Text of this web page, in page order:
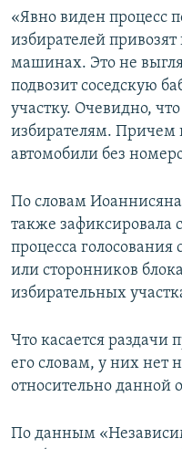
«Явно виден процесс
избирателей
машинах. Это не
подвозит соседскую
участку. Очевидно,
избирателям. Причем
автомобили без
По словам
также зафиксировала
процесса
или сторонников
избирательных
Что касается раздачи
его словам, у них нет
относительно данной
По данным